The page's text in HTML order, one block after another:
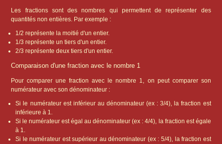
Les fractions sont des nombres qui permettent de représenter des
quantités non entières. Par exemple :
1/2 représente la moitié d'un entier.
1/3 représente un tiers d'un entier.
2/3 représente deux tiers d'un entier.
Comparaison d'une fraction avec le nombre 1
Pour comparer une fraction avec le nombre 1, on peut comparer son
numérateur avec son dénominateur :
Si le numérateur est inférieur au dénominateur (ex : 3/4), la fraction est
inférieure à 1.
Si le numérateur est égal au dénominateur (ex : 4/4), la fraction est égale
à 1.
Si le numérateur est supérieur au dénominateur (ex : 5/4), la fraction est